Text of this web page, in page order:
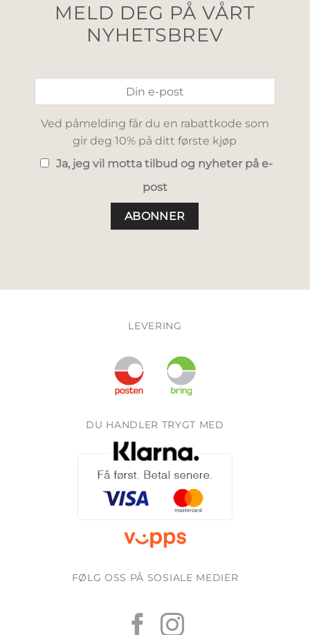
MELD DEG PÅ VÅRT
NYHETSBREV
Ved påmelding får du en rabattkode som
gir deg 10% på ditt første kjøp
Ja, jeg vil motta tilbud og nyheter på e-
post
LEVERING
DU HANDLER TRYGT MED
FØLG OSS PÅ SOSIALE MEDIER